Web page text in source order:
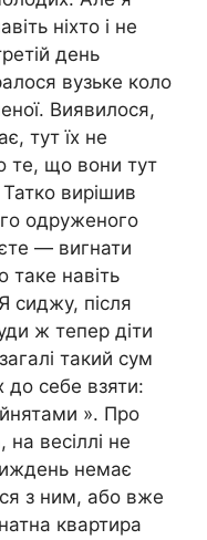
ніхто і не
день
вузьке коло
Виявилося,
тут їх не
те, що вони тут
вирішив
одруженого
— вигнати
таке навіть
сиджу, після
ж тепер діти
такий сум
до себе взяти:
». Про
на весіллі не
немає
з ним, або вже
квартира